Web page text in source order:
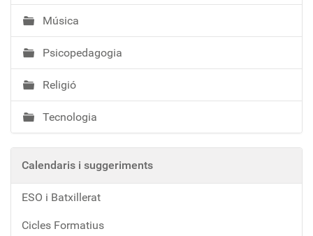
Música
Psicopedagogia
Religió
Tecnologia
Calendaris i suggeriments
ESO i Batxillerat
Cicles Formatius